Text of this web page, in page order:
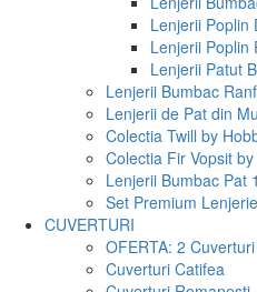
Lenjerii Poplin
Lenjerii Poplin
Lenjerii Patut
Lenjerii Bumbac
Lenjerii de Pat din
Colectia Twill by
Colectia Fir Vopsit
Lenjerii Bumbac Pat
Set Premium
CUVERTURI
OFERTA: 2
Cuverturi Catifea